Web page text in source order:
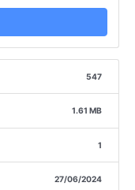
547
1.61 MB
1
27/06/2024